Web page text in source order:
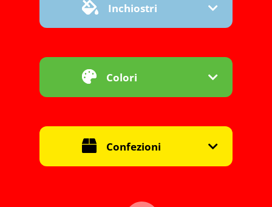
Inchiostri
Colori
Confezioni